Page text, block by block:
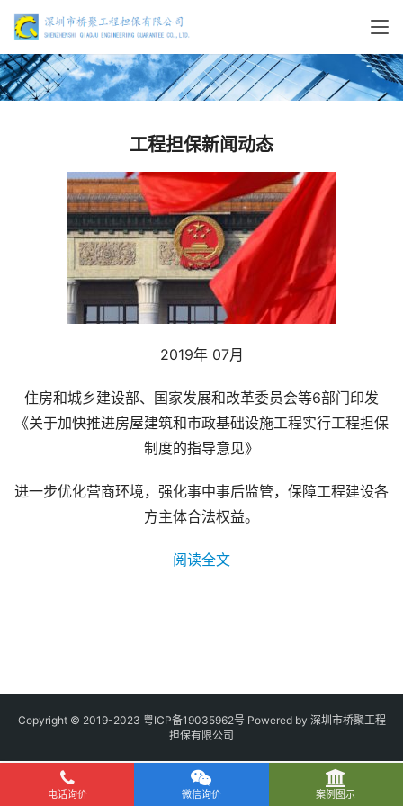
工程担保新闻动态
2019年 07月
住房和城乡建设部、国家发展和改革委员会等6部门印发
《关于加快推进房屋建筑和市政基础设施工程实行工程担保
制度的指导意见》
进一步优化营商环境，强化事中事后监管，保障工程建设各
方主体合法权益。
阅读全文
Copyright © 2019-2023 粤ICP备19035962号Powered by 深圳市桥聚工程
担保有限公司
电话询价 微信询价 案例图示